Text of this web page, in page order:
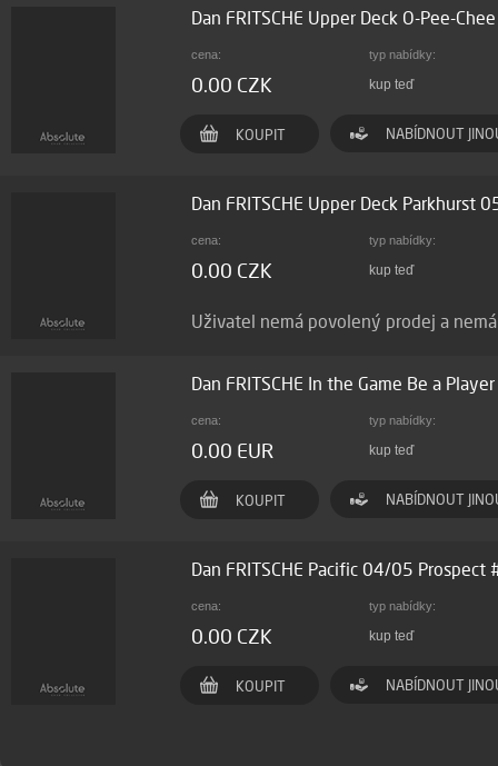
Dan FRITSCHE Upper Deck O-Pee-
cena: typ nabídky:
0.00 CZK kup teď
KOUPIT NABÍDNOUT
Dan FRITSCHE Upper Deck Parkhurst
cena: typ nabídky:
0.00 CZK kup teď
Uživatel nemá povolený prodej a
Dan FRITSCHE In the Game Be a
cena: typ nabídky:
0.00 EUR kup teď
KOUPIT NABÍDNOUT
Dan FRITSCHE Pacific 04/05 Prospect
cena: typ nabídky:
0.00 CZK kup teď
KOUPIT NABÍDNOUT